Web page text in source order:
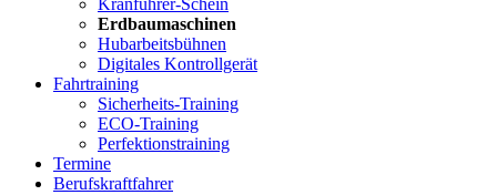
Kranführer-Schein
Erdbaumaschinen
Hubarbeitsbühnen
Digitales Kontrollgerät
Fahrtraining
Sicherheits-Training
ECO-Training
Perfektionstraining
Termine
Berufskraftfahrer